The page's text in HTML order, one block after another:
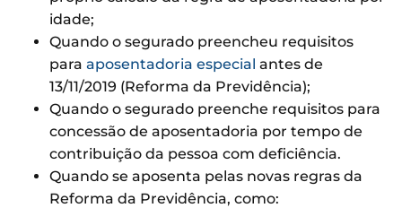
idade;
Quando o segurado preencheu requisitos
para aposentadoria especial antes de
13/11/2019 (Reforma da Previdência);
Quando o segurado preenche requisitos para
concessão de aposentadoria por tempo de
contribuição da pessoa com deficiência.
Quando se aposenta pelas novas regras da
Reforma da Previdência, como: